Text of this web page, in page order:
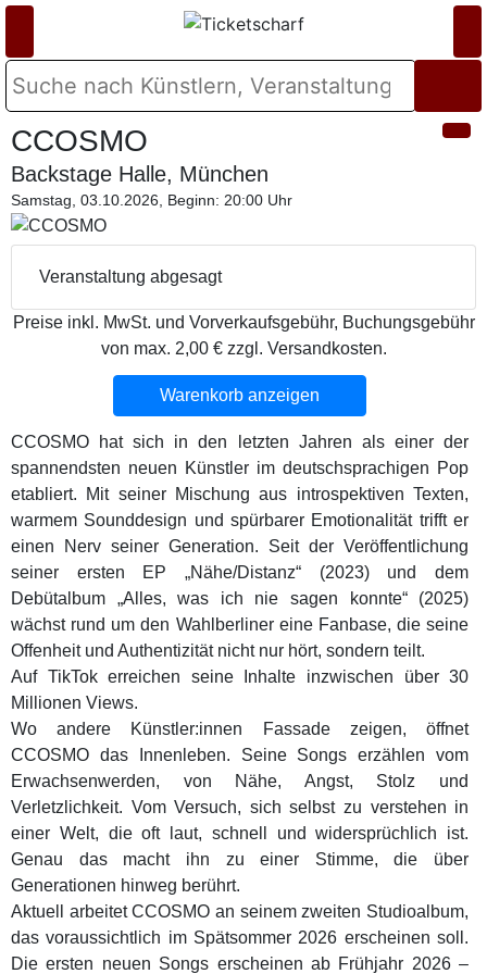
CCOSMO
Backstage Halle, München
Samstag, 03.10.2026, Beginn: 20:00 Uhr
Veranstaltung abgesagt
Preise inkl. MwSt. und Vorverkaufsgebühr, Buchungsgebühr
von max. 2,00 € zzgl. Versandkosten.
Warenkorb anzeigen
CCOSMO hat sich in den letzten Jahren als einer der
spannendsten neuen Künstler im deutschsprachigen Pop
etabliert. Mit seiner Mischung aus introspektiven Texten,
warmem Sounddesign und spürbarer Emotionalität trifft er
einen Nerv seiner Generation. Seit der Veröffentlichung
seiner ersten EP „Nähe/Distanz“ (2023) und dem
Debütalbum „Alles, was ich nie sagen konnte“ (2025)
wächst rund um den Wahlberliner eine Fanbase, die seine
Offenheit und Authentizität nicht nur hört, sondern teilt.
Auf TikTok erreichen seine Inhalte inzwischen über 30
Millionen Views.
Wo andere Künstler:innen Fassade zeigen, öffnet
CCOSMO das Innenleben. Seine Songs erzählen vom
Erwachsenwerden, von Nähe, Angst, Stolz und
Verletzlichkeit. Vom Versuch, sich selbst zu verstehen in
einer Welt, die oft laut, schnell und widersprüchlich ist.
Genau das macht ihn zu einer Stimme, die über
Generationen hinweg berührt.
Aktuell arbeitet CCOSMO an seinem zweiten Studioalbum,
das voraussichtlich im Spätsommer 2026 erscheinen soll.
Die ersten neuen Songs erscheinen ab Frühjahr 2026 –